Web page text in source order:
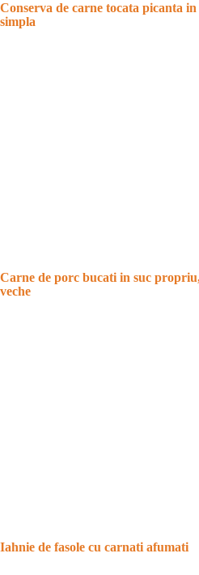
Conserva de carne tocata picanta
simpla
Carne de porc bucati in suc
veche
Iahnie de fasole cu carnati afumati